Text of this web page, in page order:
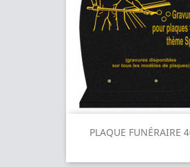
PLAQUE FUNÉRAIRE